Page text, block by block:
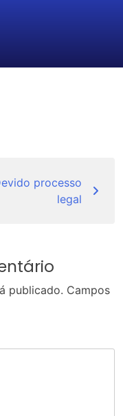
processo
legal
publicado. Campos